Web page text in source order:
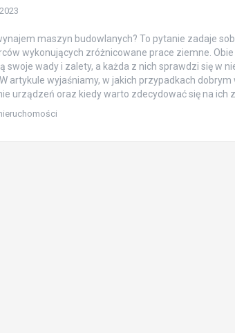
maszyn budowlanych? To pytanie zadaje
wykonujących zróżnicowane prace ziemne.
swoje wady i zalety, a każda z nich sprawdzi się w
artykule wyjaśniamy, w jakich przypadkach
urządzeń oraz kiedy warto zdecydować się na ich